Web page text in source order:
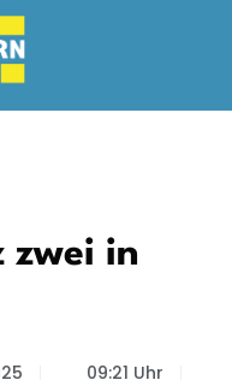
zwei in
09:21 Uhr